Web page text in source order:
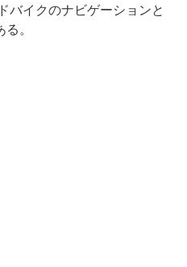
バイクのナビゲーションと
。